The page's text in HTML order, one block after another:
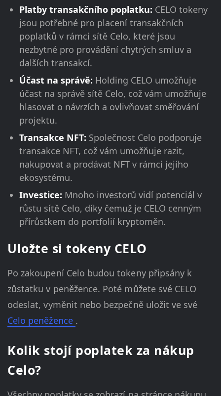
Platby transakčního poplatku: CELO tokeny
jsou potřebné pro placení transakčních
poplatků v rámci sítě Celo, které jsou
nezbytné pro provádění chytrých smluv a
dalších transakcí.
Účast na správě: Holding CELO umožňuje
účast na správě sítě Celo, což vám umožňuje
hlasovat o návrzích a ovlivňovat směřování
projektu.
Transakce NFT: Společnost Celo podporuje
transakce NFT, což vám umožňuje razit,
nakupovat a prodávat NFT v rámci jejího
ekosystému.
Investice: Mnoho investorů vidí potenciál v
růstu sítě Celo, díky čemuž je CELO cenným
přírůstkem do portfolií kryptoměn.
Uložte si tokeny CELO
Po zakoupení Celo budou tokeny připsány k
zůstatku v peněžence. Poté můžete své CELO
odeslat, vyměnit nebo bezpečně uložit ve své
Celo peněžence .
Kolik stojí poplatek za nákup
Celo?